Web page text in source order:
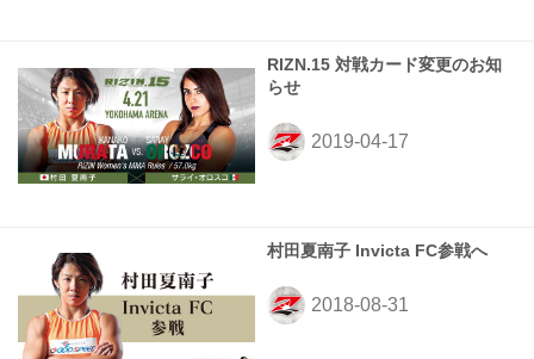
RIZN.15 対戦カード変更のお知
らせ
村田夏南子 Invicta FC参戦へ